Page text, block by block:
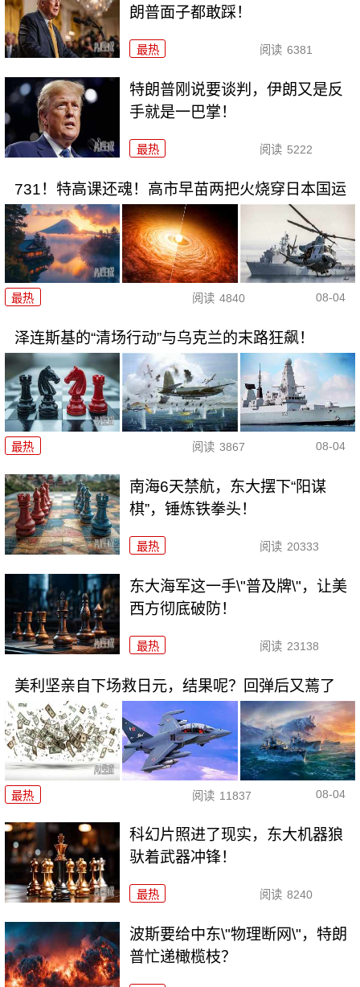
朗普面子都敢踩！
最热 阅读 6381
特朗普刚说要谈判，伊朗又是反
手就是一巴掌！
最热 阅读 5222
731！特高课还魂！高市早苗两把火烧穿日本国运
最热 阅读 4840 08-04
泽连斯基的“清场行动”与乌克兰的末路狂飙！
最热 阅读 3867 08-04
南海6天禁航，东大摆下“阳谋
棋”，锤炼铁拳头！
最热 阅读 20333
东大海军这一手\"普及牌\"，让美
西方彻底破防！
最热 阅读 23138
美利坚亲自下场救日元，结果呢？回弹后又蔫了
最热 阅读 11837 08-04
科幻片照进了现实，东大机器狼
驮着武器冲锋！
最热 阅读 8240
波斯要给中东\"物理断网\"，特朗
普忙递橄榄枝？